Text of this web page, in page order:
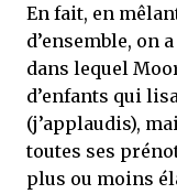
En fait, en
d’ensemble, on
dans lequel
d’enfants qui
(j’applaudis),
toutes ses
plus ou moins